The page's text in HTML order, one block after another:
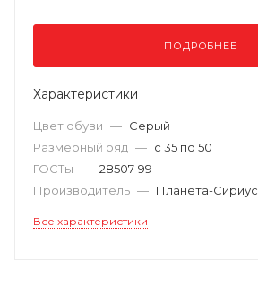
ПОДРОБНЕЕ
Характеристики
Цвет обуви — Серый
Размерный ряд — с 35 по 50
ГОСТы — 28507-99
Производитель — Планета-Сириус
Все характеристики